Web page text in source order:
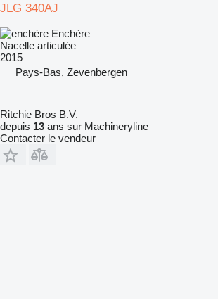
JLG 340AJ
Enchère
Nacelle articulée
2015
Pays-Bas, Zevenbergen
Ritchie Bros B.V.
depuis 13 ans sur Machineryline
Contacter le vendeur